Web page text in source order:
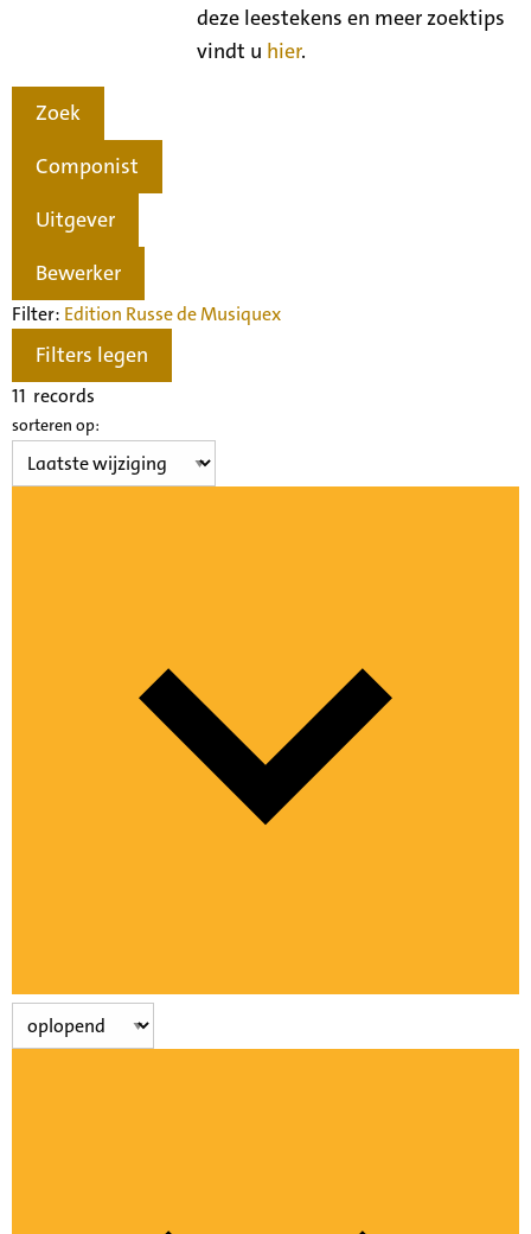
deze leestekens en meer zoektips
vindt u hier.
Zoek
Componist
Uitgever
Bewerker
Filter: Edition Russe de Musiquex
Filters legen
11 records
sorteren op: